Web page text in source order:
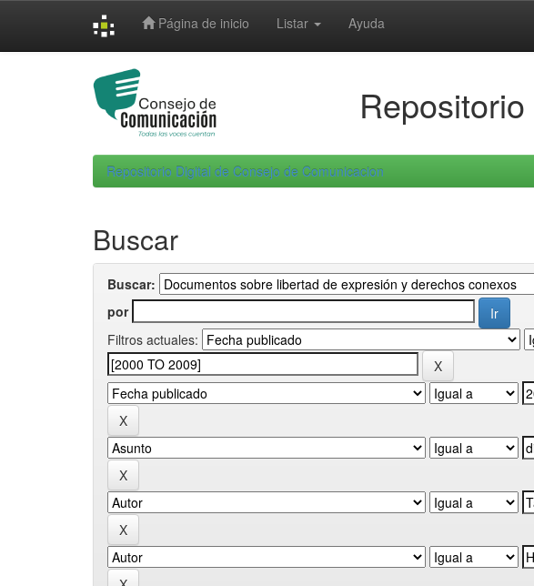
Página de inicio Listar Ayuda
Repositorio Digital de Consejo de Comunicacion
Buscar
Buscar:
por
Filtros actuales: